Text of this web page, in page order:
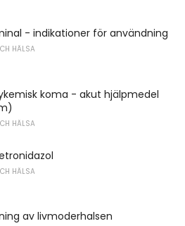
- indikationer för användning
HÄLSA
koma - akut hjälpmedel
HÄLSA
HÄLSA
av livmoderhalsen